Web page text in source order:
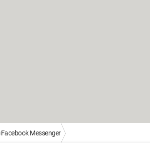
Facebook Messenger